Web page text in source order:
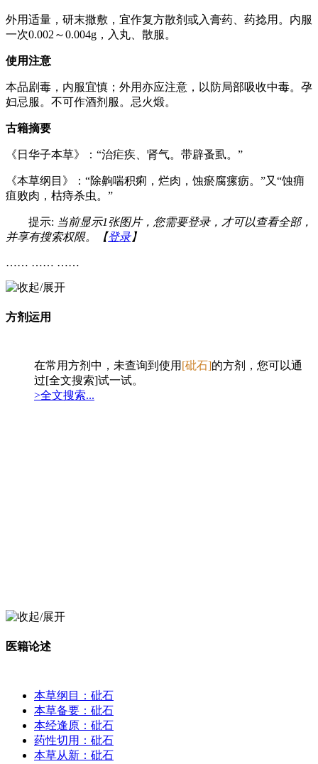
外用适量，研末撒敷，宜作复方散剂或入膏药、药捻用。内服
一次0.002～0.004g，入丸、散服。
使用注意
本品剧毒，内服宜慎；外用亦应注意，以防局部吸收中毒。孕
妇忌服。不可作酒剂服。忌火煅。
古籍摘要
《日华子本草》：“治疟疾、肾气。带辟蚤虱。”
《本草纲目》：“除齁喘积痢，烂肉，蚀瘀腐瘰疬。”又“蚀痈
疽败肉，枯痔杀虫。”
提示: 当前显示1张图片，您需要登录，才可以查看全部，
并享有搜索权限。【登录】
…… …… ……
方剂运用
在常用方剂中，未查询到使用 [砒石]的方剂，您可以通
过[全文搜索]试一试。
>全文搜索...
医籍论述
本草纲目：砒石
本草备要：砒石
本经逢原：砒石
药性切用：砒石
本草从新：砒石